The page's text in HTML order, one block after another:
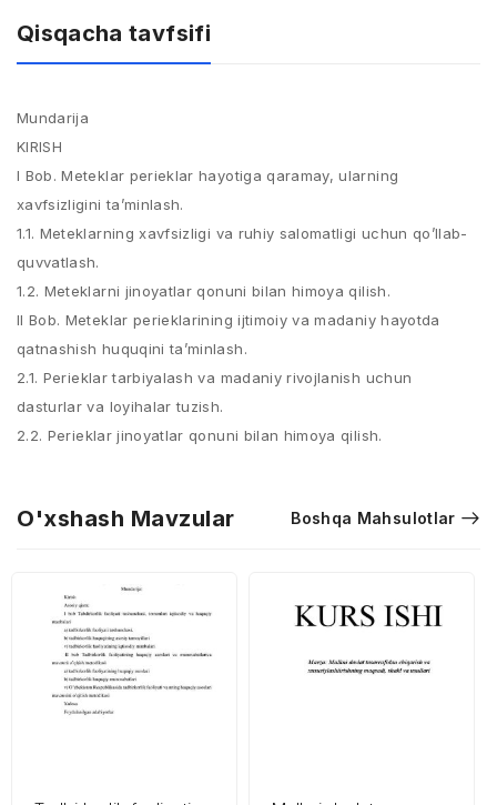
Qisqacha tavfsifi
Mundarija
KIRISH
I Bob. Meteklar perieklar hayotiga qaramay, ularning
xavfsizligini ta’minlash.
1.1. Meteklarning xavfsizligi va ruhiy salomatligi uchun qo’llab-
quvvatlash.
1.2. Meteklarni jinoyatlar qonuni bilan himoya qilish.
II Bob. Meteklar perieklarining ijtimoiy va madaniy hayotda
qatnashish huquqini ta’minlash.
2.1. Perieklar tarbiyalash va madaniy rivojlanish uchun
dasturlar va loyihalar tuzish.
2.2. Perieklar jinoyatlar qonuni bilan himoya qilish.
O'xshash Mavzular Boshqa Mahsulotlar